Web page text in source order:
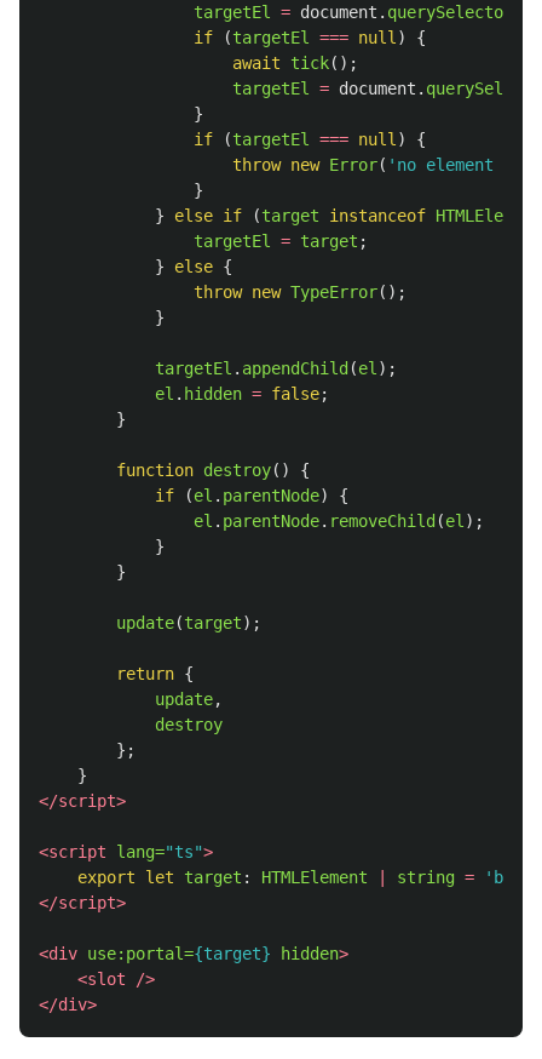
targetEl = document . querySelector
if
(targetEl === null )
{
await
tick();
targetEl
= document .
}
if
(targetEl === null )
{
throw new Error( ' no element
}
}
else if (target instanceof HTMLElement
targetEl
= target ;
}
else {
throw new TypeError();
}
targetEl . appendChild (el );
el . hidden = false;
}
function destroy()
{
if
(el . parentNode)
{
el . parentNode. removeChild (el );
}
}
update(target);
return {
update,
destroy
};
}
</script>
<script lang="ts">
export
let target : HTMLElement string = ' body
</script>
<div use:portal={target} hidden>
<slot
/>
</div>